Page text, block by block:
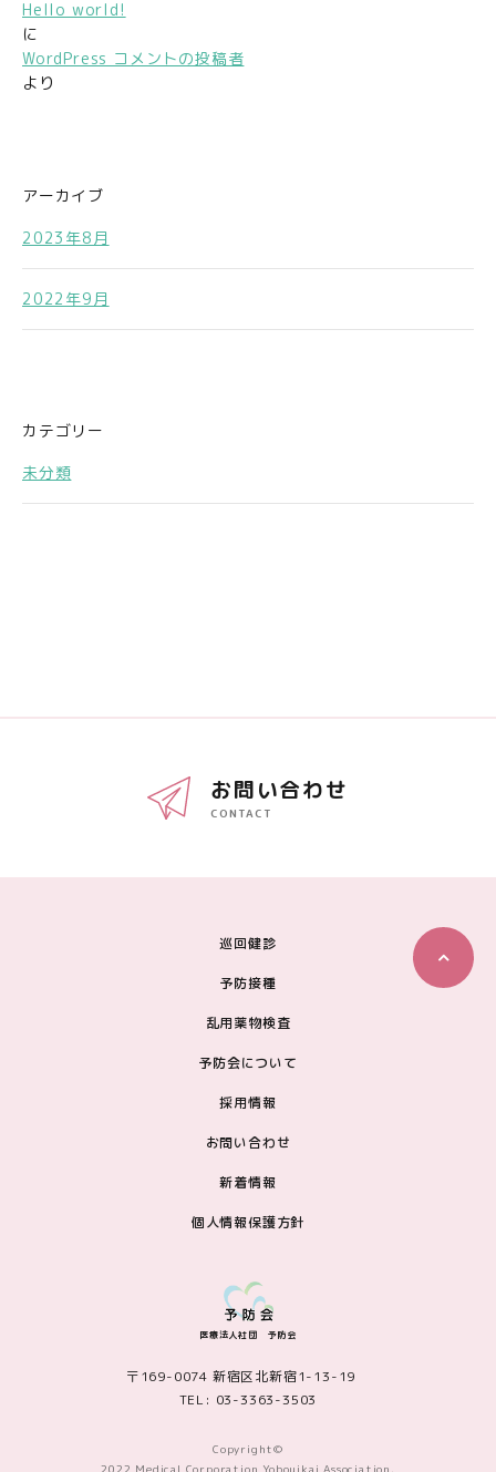
Hello world!
に
WordPress コメントの投稿者
より
アーカイブ
2023年8月
2022年9月
カテゴリー
未分類
お問い合わせ
CONTACT
巡回健診
予防接種
乱用薬物検査
予防会について
採用情報
お問い合わせ
新着情報
個人情報保護方針
医療法人社団 予防会
〒169-0074 新宿区北新宿1-13-19
TEL: 03-3363-3503
Copyright©
2022 Medical Corporation Yobouikai Association.